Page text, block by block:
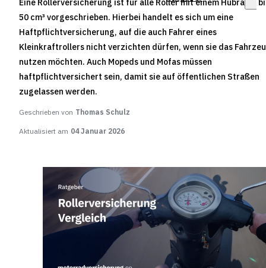
Eine Rollerversicherung ist für alle Roller mit einem Hubraum
50 cm³ vorgeschrieben. Hierbei handelt es sich um eine
Haftpflichtversicherung, auf die auch Fahrer eines
Kleinkraftrollers nicht verzichten dürfen, wenn sie das
nutzen möchten. Auch Mopeds und Mofas müssen
haftpflichtversichert sein, damit sie auf öffentlichen Straßen
zugelassen werden.
Geschrieben von Thomas Schulz
Aktualisiert am 04 Januar 2026